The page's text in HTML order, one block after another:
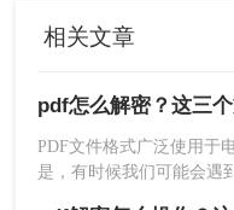
方法二、使用在线解
相关文章
pdf怎么解密？这三
PDF文件格式广泛使用于
是，有时候我们可能会遇